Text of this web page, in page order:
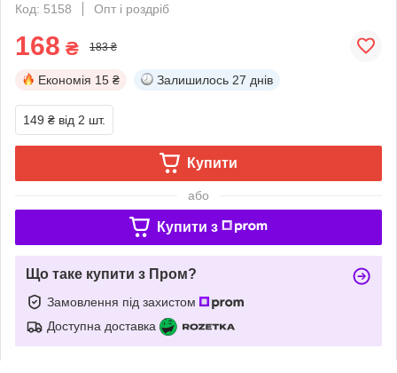
Код: 5158
Опт і роздріб
168 ₴ 183 ₴
Економія 15 ₴ Залишилось 27 днів
149 ₴ від 2 шт.
Купити
або
Купити з
Що таке купити з Пром?
Замовлення під захистом
Доступна доставка